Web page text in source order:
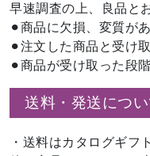
早速調査の上、良品と
⚫︎商品に欠損、変質が
⚫︎注文した商品と受け
⚫︎商品が受け取った段
送料・発送につい
・送料はカタログギフ